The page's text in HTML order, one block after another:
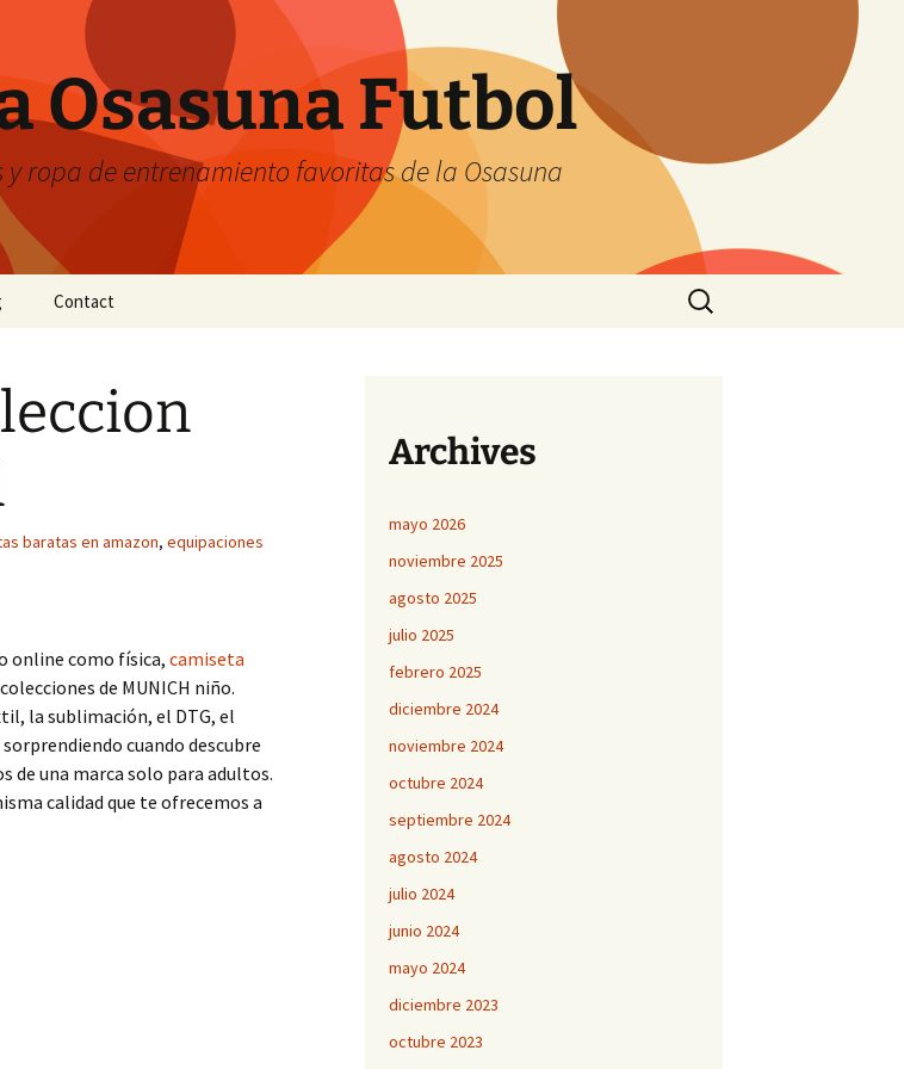
Osasuna Futbol
ropa de entrenamiento favoritas de la Osasuna
Contact
Buscar:
baratas en amazon, equipaciones
online como física, camiseta
de MUNICH niño.
la sublimación, el DTG, el
cuando descubre
de una marca solo para adultos.
calidad que te ofrecemos a
Archives
mayo 2026
noviembre 2025
agosto 2025
julio 2025
febrero 2025
diciembre 2024
noviembre 2024
octubre 2024
septiembre 2024
agosto 2024
julio 2024
junio 2024
mayo 2024
diciembre 2023
octubre 2023